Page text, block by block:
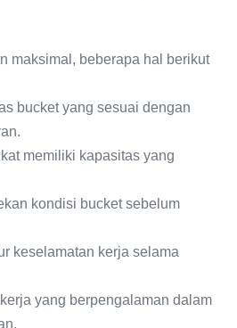
maksimal, beberapa hal berikut
bucket yang sesuai dengan
memiliki kapasitas yang
kondisi bucket sebelum
keselamatan kerja selama
yang berpengalaman dalam